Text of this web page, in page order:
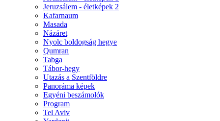
Jeruzsálem - életképek 2
Kafarnaum
Masada
Názáret
Nyolc boldogság hegye
Qumran
Tabga
Tábor-hegy
Utazás a Szentföldre
Panoráma képek
Egyéni beszámolók
Program
Tel Aviv